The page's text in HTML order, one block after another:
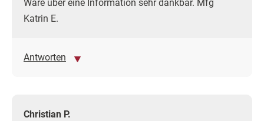
Wäre über eine Information sehr dankbar. Mfg
Katrin E.
Antworten
Christian P.